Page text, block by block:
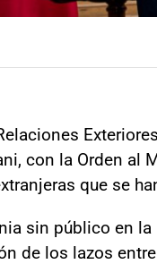
con la Orden al
que se
sin público en
de los lazos